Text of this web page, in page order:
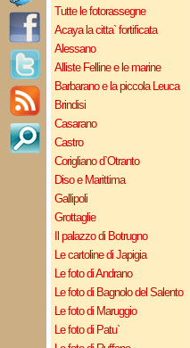
Tutte le fotorassegne
Acaya la citta` fortificata
Alessano
Alliste Felline e le marine
Barbarano e la piccola Leuca
Brindisi
Casarano
Castro
Corigliano d`Otranto
Diso e Marittima
Gallipoli
Grottaglie
Il palazzo di Botrugno
Le cartoline di Japigia
Le foto di Andrano
Le foto di Bagnolo del Salento
Le foto di Maruggio
Le foto di Patu`